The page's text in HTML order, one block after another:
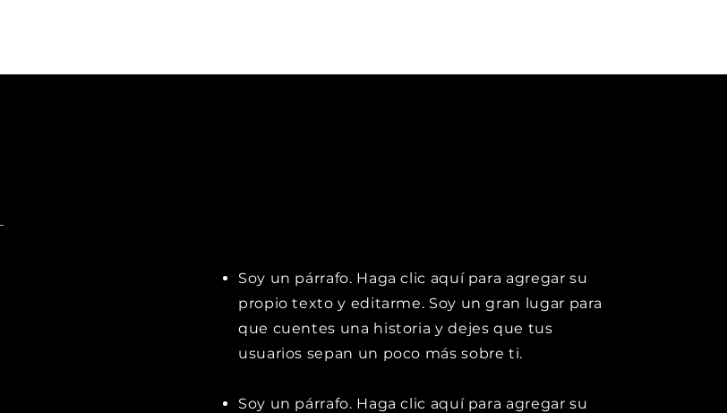
Soy un párrafo. Haga clic aquí para agregar su
propio texto y editarme. Soy un gran lugar para
que cuentes una historia y dejes que tus
usuarios sepan un poco más sobre ti.
Soy un párrafo. Haga clic aquí para agregar su